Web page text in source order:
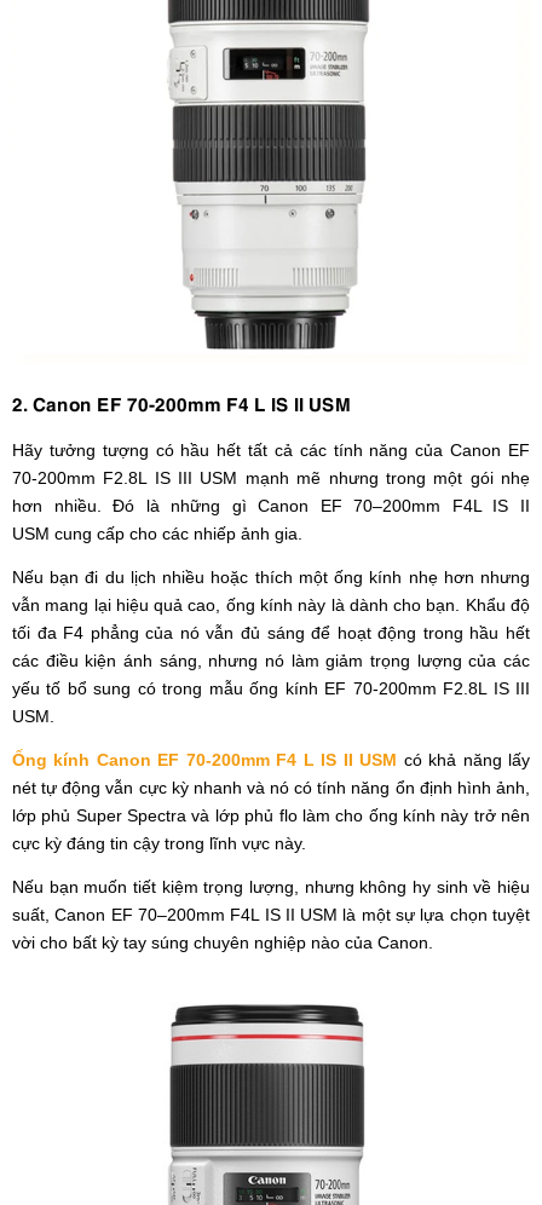
2. Canon EF 70-200mm F4 L IS II USM
Hãy tưởng tượng có hầu hết tất cả các tính năng của Canon EF
70-200mm F2.8L IS III USM mạnh mẽ nhưng trong một gói nhẹ
hơn nhiều. Đó là những gì Canon EF 70–200mm F4L IS II
USM cung cấp cho các nhiếp ảnh gia.
Nếu bạn đi du lịch nhiều hoặc thích một ống kính nhẹ hơn nhưng
vẫn mang lại hiệu quả cao, ống kính này là dành cho bạn. Khẩu độ
tối đa F4 phẳng của nó vẫn đủ sáng để hoạt động trong hầu hết
các điều kiện ánh sáng, nhưng nó làm giảm trọng lượng của các
yếu tố bổ sung có trong mẫu ống kính EF 70-200mm F2.8L IS III
USM.
Ống kính Canon EF 70-200mm F4 L IS II USM có khả năng lấy
nét tự động vẫn cực kỳ nhanh và nó có tính năng ổn định hình ảnh,
lớp phủ Super Spectra và lớp phủ flo làm cho ống kính này trở nên
cực kỳ đáng tin cậy trong lĩnh vực này.
Nếu bạn muốn tiết kiệm trọng lượng, nhưng không hy sinh về hiệu
suất, Canon EF 70–200mm F4L IS II USM là một sự lựa chọn tuyệt
vời cho bất kỳ tay súng chuyên nghiệp nào của Canon.